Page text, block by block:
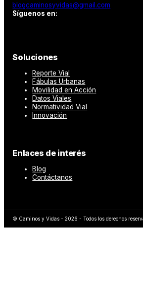
blogcaminosyvidas@gmail.com
Síguenos en:
Soluciones
Reporte Vial
Fábulas Urbanas
Movilidad en Acción
Datos Viales
Normatividad Vial
Innovación
Enlaces de interés
Blog
Contáctanos
© Caminos y Vidas - 2026 - Todos los derechos